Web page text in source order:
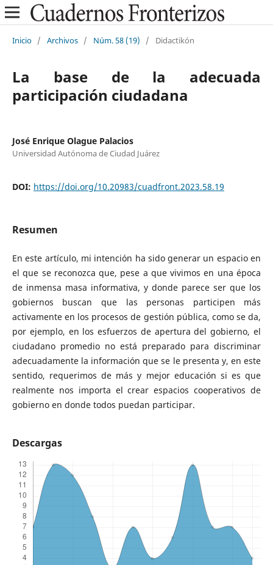
Inicio / Archivos / Núm. 58 (19) / Didactikón
La base de la adecuada
participación ciudadana
José Enrique Olague Palacios
Universidad Autónoma de Ciudad Juárez
DOI: https://doi.org/10.20983/cuadfront.2023.58.19
Resumen
En este artículo, mi intención ha sido generar un espacio en
el que se reconozca que, pese a que vivimos en una época
de inmensa masa informativa, y donde parece ser que los
gobiernos buscan que las personas participen más
activamente en los procesos de gestión pública, como se da,
por ejemplo, en los esfuerzos de apertura del gobierno, el
ciudadano promedio no está preparado para discriminar
adecuadamente la información que se le presenta y, en este
sentido, requerimos de más y mejor educación si es que
realmente nos importa el crear espacios cooperativos de
gobierno en donde todos puedan participar.
Descargas